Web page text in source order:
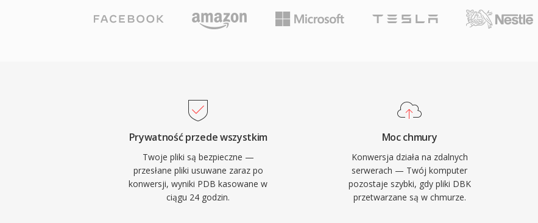
Prywatność przede wszystkim
Twoje pliki są bezpieczne —
przesłane pliki usuwane zaraz po
konwersji, wyniki PDB kasowane w
ciągu 24 godzin.
Moc chmury
Konwersja działa na zdalnych
serwerach — Twój komputer
pozostaje szybki, gdy pliki DBK
przetwarzane są w chmurze.